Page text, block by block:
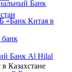
Банк
«Банк Китая в
Банк Al Hilal
Казахстане